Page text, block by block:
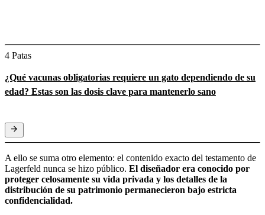
4 Patas
¿Qué vacunas obligatorias requiere un gato dependiendo de su
edad? Estas son las dosis clave para mantenerlo sano
A ello se suma otro elemento: el contenido exacto del testamento de
Lagerfeld nunca se hizo público. El diseñador era conocido por
proteger celosamente su vida privada y los detalles de la
distribución de su patrimonio permanecieron bajo estricta
confidencialidad.